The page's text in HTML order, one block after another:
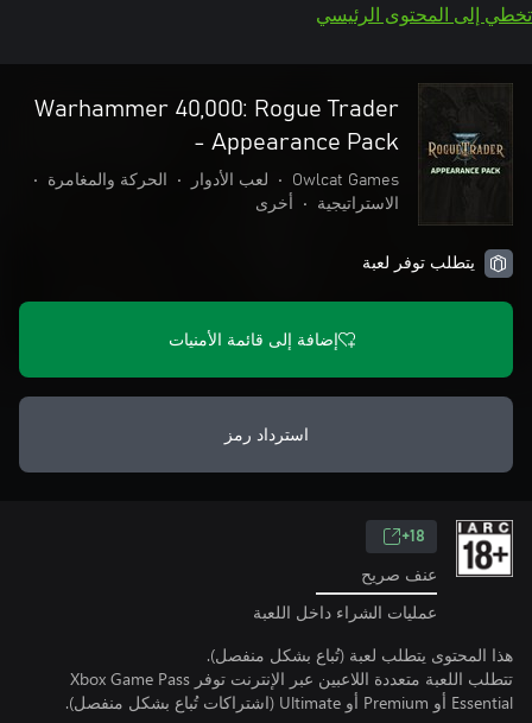
تخطي إلى المحتوى الرئيسي
Warhammer 40,000: Rogue Trader
- Appearance Pack
Owlcat Games
• لعب الأدوار • الحركة والمغامرة
•
الاستراتيجية
• أخرى
يتطلب توفر لعبة
إضافة إلى قائمة الأمنيات
استرداد رمز
18+
عنف صريح
عمليات الشراء داخل اللعبة
هذا المحتوى يتطلب لعبة (تُباع بشكل منفصل).
تتطلب اللعبة متعددة اللاعبين عبر الإنترنت توفر Xbox Game Pass
Essential أو Premium أو Ultimate (اشتراكات تُباع بشكل منفصل).